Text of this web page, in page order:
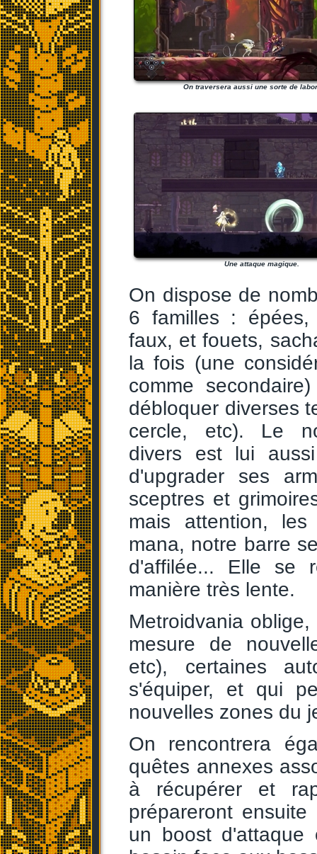
On traversera aussi une sorte de
Une attaque magique.
On dispose de
6 familles : épées,
faux, et fouets,
la fois (une
comme
débloquer diverses
cercle, etc). Le
divers est lui
d'upgrader ses
sceptres et
mais attention, les
mana, notre barre
d'affilée... Elle se
manière très lente.
Metroidvania
mesure de
etc), certaines
s'équiper, et qui
nouvelles zones du
On rencontrera
quêtes annexes
à récupérer et
prépareront
un boost